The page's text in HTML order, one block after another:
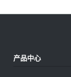
产品中心